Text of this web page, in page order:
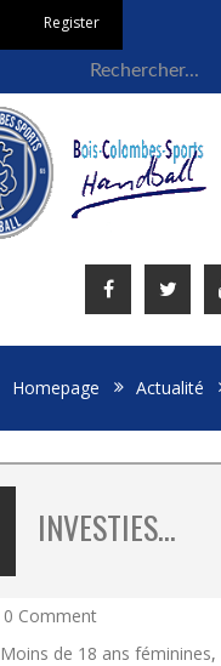
Register
Homepage Actualité
INVESTIES…
0 Comment
Moins de 18 ans féminines,